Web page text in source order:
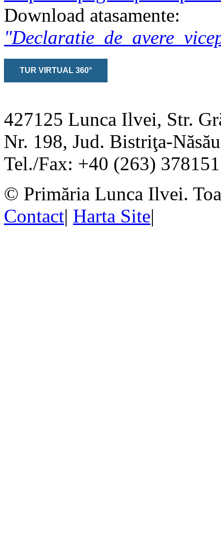
Download atasamente:
TUR VIRTUAL 360°
427125 Lunca Ilvei, Str.
Nr. 198, Jud. Bistriţa-
Tel./Fax: +40 (263)
© Primăria Lunca Ilvei.
Contact| Harta Site|